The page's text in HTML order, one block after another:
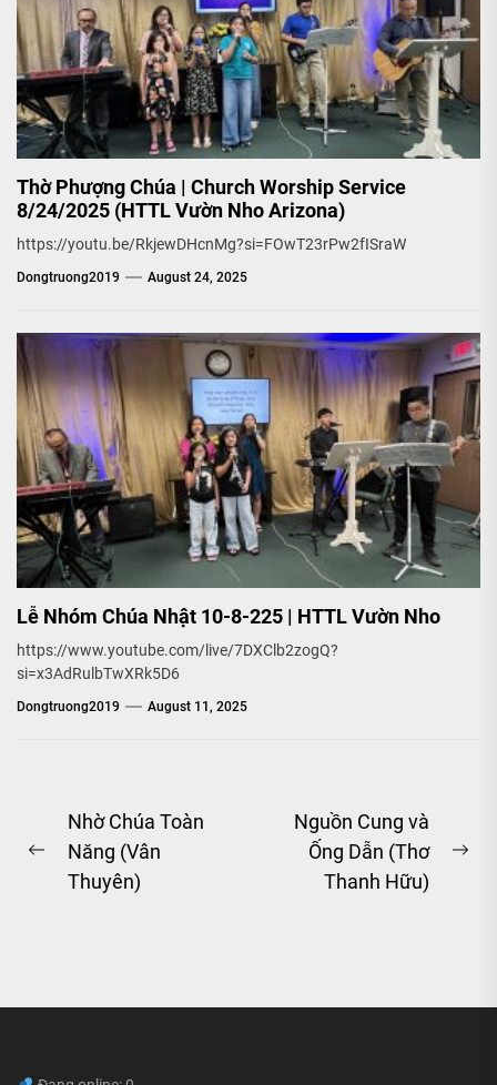
Thờ Phượng Chúa | Church Worship Service
8/24/2025 (HTTL Vườn Nho Arizona)
https://youtu.be/RkjewDHcnMg?si=FOwT23rPw2fISraW
Dongtruong2019 August 24, 2025
Lễ Nhóm Chúa Nhật 10-8-225 | HTTL Vườn Nho
https://www.youtube.com/live/7DXClb2zogQ?
si=x3AdRulbTwXRk5D6
Dongtruong2019 August 11, 2025
Post
navigation
Previous
Nhờ Chúa Toàn
Năng (Vân
Thuyên)
Nguồn Cung và
Ống Dẫn (Thơ
Thanh Hữu)